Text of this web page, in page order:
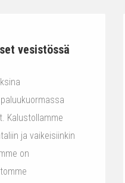
vesistössä
Kalustollamme
ja vaikeisiinkin
on